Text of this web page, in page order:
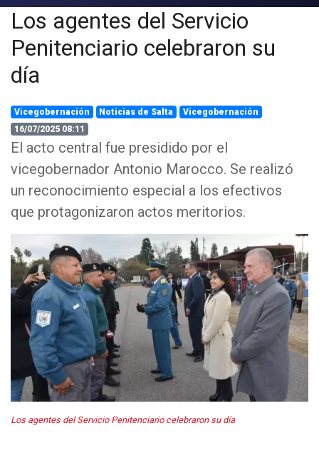
Los agentes del Servicio
Penitenciario celebraron su
día
Vicegobernación Noticias de Salta
Vicegobernación
16/07/2025 08:11
El acto central fue presidido por el
vicegobernador Antonio Marocco. Se realizó
un reconocimiento especial a los efectivos
que protagonizaron actos meritorios.
Los agentes del Servicio Penitenciario celebraron su día